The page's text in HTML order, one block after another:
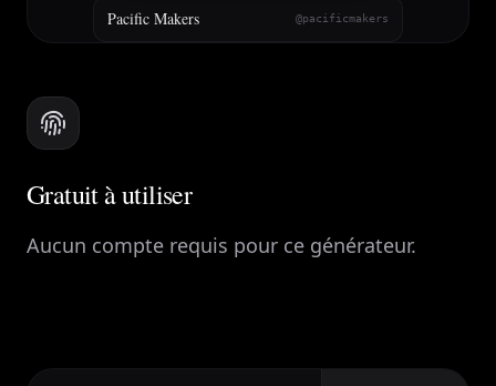
Gratuit à utiliser
Aucun compte requis pour ce générateur.
Pacific Makers @pacificmakers